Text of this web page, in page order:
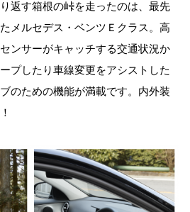
返す箱根の峠を走ったのは、最先
メルセデス・ベンツＥクラス。高
ンサーがキャッチする交通状況か
プしたり車線変更をアシストした
のための機能が満載です。内外装